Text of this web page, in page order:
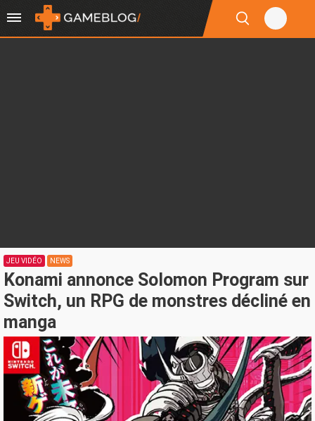
JEU VIDÉO NEWS
Konami annonce Solomon Program sur
Switch, un RPG de monstres décliné en
manga